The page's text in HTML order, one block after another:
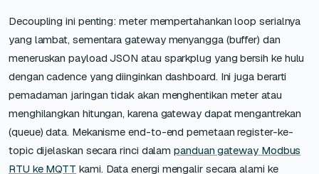
Decoupling ini penting: meter mempertahankan loop serialnya
yang lambat, sementara gateway menyangga (buffer) dan
meneruskan payload JSON atau sparkplug yang bersih ke hulu
dengan cadence yang diinginkan dashboard. Ini juga berarti
pemadaman jaringan tidak akan menghentikan meter atau
menghilangkan hitungan, karena gateway dapat mengantrekan
(queue) data. Mekanisme end-to-end pemetaan register-ke-
topic dijelaskan secara rinci dalampanduan gateway Modbus
RTU ke MQTT kami. Data energi mengalir secara alami ke